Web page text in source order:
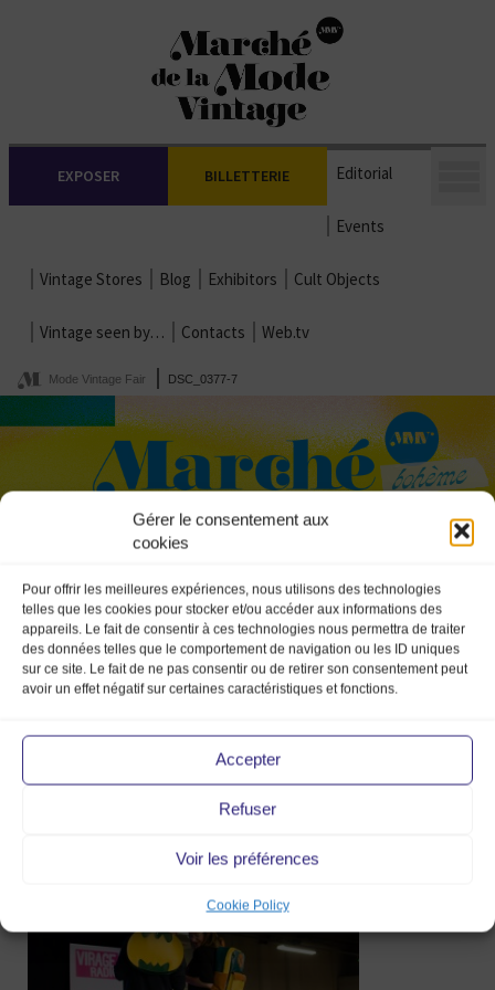
Gérer le consentement aux
cookies
Pour offrir les meilleures expériences, nous utilisons des technologies
telles que les cookies pour stocker et/ou accéder aux informations des
appareils. Le fait de consentir à ces technologies nous permettra de traiter
des données telles que le comportement de navigation ou les ID uniques
sur ce site. Le fait de ne pas consentir ou de retirer son consentement peut
avoir un effet négatif sur certaines caractéristiques et fonctions.
Accepter
Refuser
Voir les préférences
Cookie Policy
EXPOSER BILLETTERIE Editorial
Events
Vintage Stores Blog Exhibitors Cult Objects
Vintage seen by… Contacts Web.tv
Mode Vintage Fair DSC_0377-7